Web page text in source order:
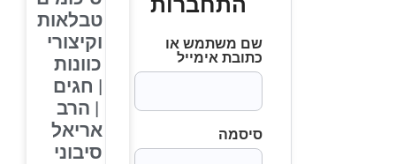
שם משתמש או
כתובת אימייל
סיסמה
טבלאות
וקיצורי
כוונות
| חגים
| הרב
אריאל
סיבוני